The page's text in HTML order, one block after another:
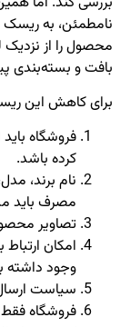
نامطمئن، به ریسک
محصول را از
بافت و بسته‌بندی
برای کاهش این
فروشگاه
کرده باشد.
نام برند،
مصرف
تصاویر
امکان
وجود داشته
سیاست
فروشگاه فقط